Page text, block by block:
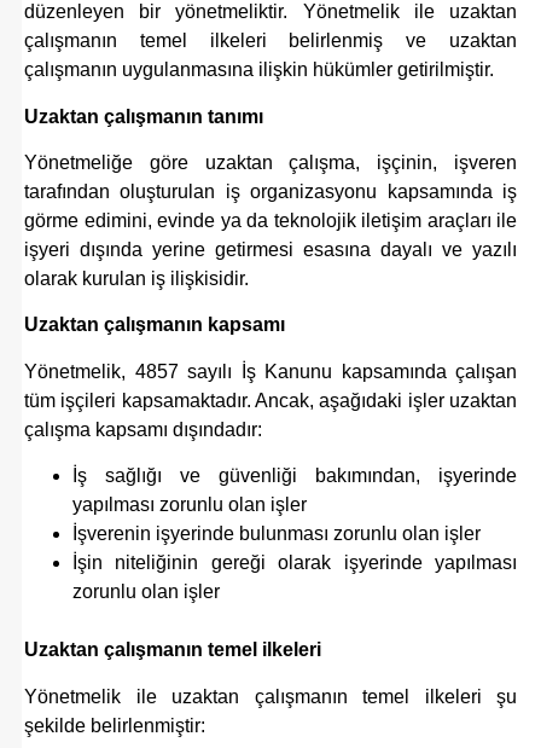
düzenleyen bir yönetmeliktir. Yönetmelik ile uzaktan
çalışmanın temel ilkeleri belirlenmiş ve uzaktan
çalışmanın uygulanmasına ilişkin hükümler getirilmiştir.
Uzaktan çalışmanın tanımı
Yönetmeliğe göre uzaktan çalışma, işçinin, işveren
tarafından oluşturulan iş organizasyonu kapsamında iş
görme edimini, evinde ya da teknolojik iletişim araçları ile
işyeri dışında yerine getirmesi esasına dayalı ve yazılı
olarak kurulan iş ilişkisidir.
Uzaktan çalışmanın kapsamı
Yönetmelik, 4857 sayılı İş Kanunu kapsamında çalışan
tüm işçileri kapsamaktadır. Ancak, aşağıdaki işler uzaktan
çalışma kapsamı dışındadır:
İş sağlığı ve güvenliği bakımından, işyerinde
yapılması zorunlu olan işler
İşverenin işyerinde bulunması zorunlu olan işler
İşin niteliğinin gereği olarak işyerinde yapılması
zorunlu olan işler
Uzaktan çalışmanın temel ilkeleri
Yönetmelik ile uzaktan çalışmanın temel ilkeleri şu
şekilde belirlenmiştir: